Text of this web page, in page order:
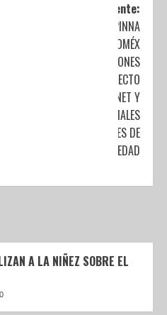
Siguiente:
EMITE SIPINNA
EDOMÉX
RECOMENDACIONES
DE USO CORRECTO
DE INTERNET Y
REDES SOCIALES
PARA MENORES DE
EDAD
A LA NIÑEZ SOBRE EL
0